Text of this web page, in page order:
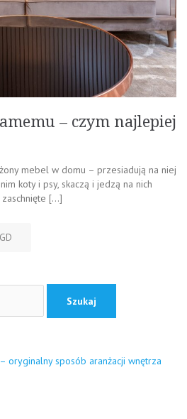
– czym najlepiej
mebel w domu – przesiadują na niej
koty i psy, skaczą i jedzą na nich
zaschnięte […]
oryginalny sposób aranżacji wnętrza